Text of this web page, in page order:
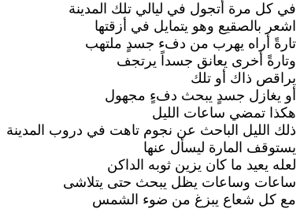
في كل مرة أتجول في ليالي تلك المدينة
اشعر بالصقيع وهو يتمايل في أزقتها
تارةً أراه يهرب من دفء جسدٍ ملتهب
وتارةً أخرى يعانق جسداً يرتجف
يراقص ذاك أو تلك
أو يغازل جسدٍ يبحث دفءٍ مجهول
هكذا تمضي ساعات الليل
ذلك الليل الباحث عن نجوم تاهت في دروب المدينة
يستوقف المارة ليسأل عنها
لعله يعيد ما كان يزين ثوبه الداكن
ساعات وساعات يظل يبحث حتى يتلاشى
مع كل شعاع يبزغ من ضوء الشمس